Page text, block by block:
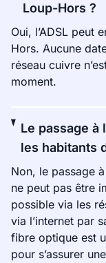
Loup-Hors ?
Oui, l’ADSL peut
Hors. Aucune
réseau cuivre
moment.
Le passage
les habitants
Non, le passage
ne peut pas être
possible via les
via l’internet par
fibre optique est
pour s’assurer